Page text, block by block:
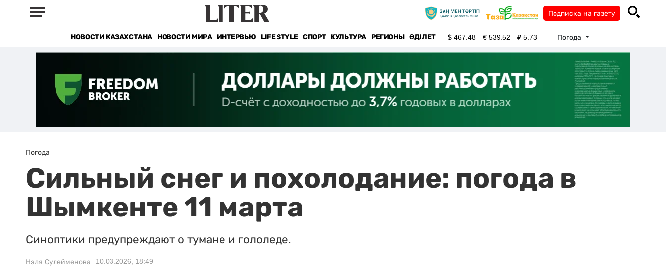
Подписка на газету
НОВОСТИ КАЗАХСТАНА НОВОСТИ МИРА ИНТЕРВЬЮ LIFE STYLE СПОРТ КУЛЬТУРА РЕГИОНЫ ӘДІЛЕТ $467.48 €539.52 ₽5.73 Погода
Погода
Сильный снег и похолодание: погода в
Шымкенте 11 марта
Синоптики предупреждают о тумане и гололеде.
Нэля Сулейменова 10.03.2026, 18:49